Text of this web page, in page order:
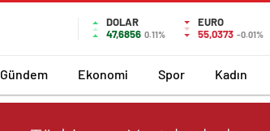
DOLAR
47,6856 0.11%
EURO
55,0373 -0.01%
Gündem Ekonomi Spor Kadın